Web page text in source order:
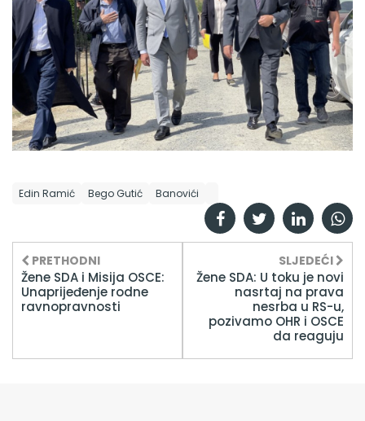
Edin Ramić Bego Gutić Banovići
PRETHODNI
Žene SDA i Misija OSCE:
Unaprijeđenje rodne
ravnopravnosti
SLJEDEĆI
Žene SDA: U toku je novi
nasrtaj na prava
nesrba u RS-u,
pozivamo OHR i OSCE
da reaguju